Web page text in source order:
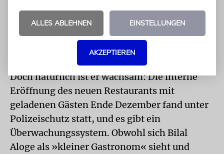
Aussage des Frankfurter Publizisten Michel
Friedman, den er sehr schätze. Der habe
gesagt, dass man sich nicht von der eigenen
Angst steuern lassen dürfe, sagt Bilal Aloge.
Doch natürlich ist er wachsam: Die interne
Eröffnung des neuen Res­taurants mit
geladenen Gästen Ende Dezember fand unter
Polizeischutz statt, und es gibt ein
Überwachungssystem. Obwohl sich Bilal
Aloge als »kleiner Gastronom« sieht und
ALLES ABLEHNEN EINSTELLUNGEN
AKZEPTIEREN